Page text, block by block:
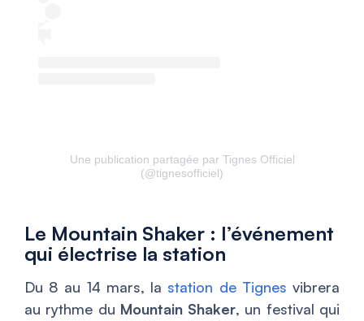
Une publication partagée par Tignes Officiel
(@tignesofficiel)
Le Mountain Shaker : l’événement
qui électrise la station
Du 8 au 14 mars, la station de Tignes vibrera
au rythme du Mountain Shaker, un festival qui